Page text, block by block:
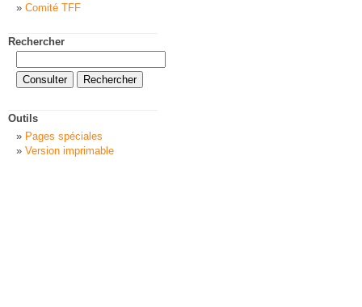
Comité TFF
Rechercher
Outils
Pages spéciales
Version imprimable